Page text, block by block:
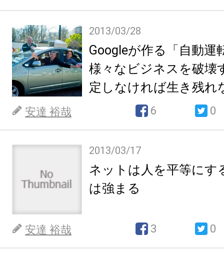
2013/03/28
Googleが作る「自動運
様々なビジネスを破壊
定しなければ生き残れ
安達 裕哉 6 0
2013/03/17
ネットは人を平等にす
は強まる
安達 裕哉 3 0